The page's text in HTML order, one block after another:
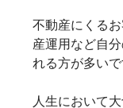
不動産にくる
産運用など自
人生において